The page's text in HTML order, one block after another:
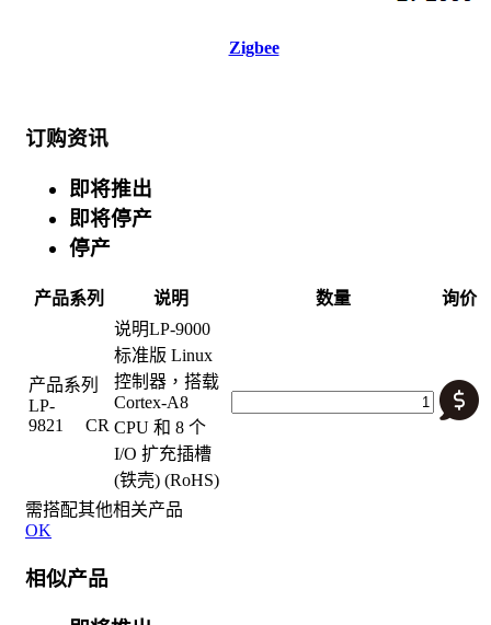
Zigbee
订购资讯
即将推出
即将停产
停产
产品系列 说明 数量 询价
产品系列
LP-
9821 CR
说明LP-9000
标准版 Linux
控制器，搭载
Cortex-A8
CPU 和 8 个
I/O 扩充插槽
(铁壳) (RoHS)
需搭配其他相关产品
OK
相似产品